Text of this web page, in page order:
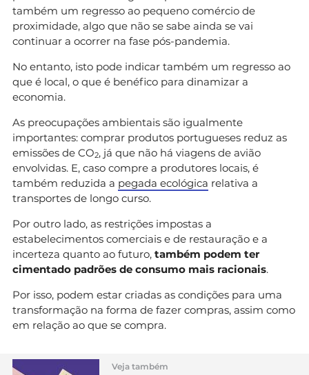
também um regresso ao pequeno comércio de
proximidade, algo que não se sabe ainda se vai
continuar a ocorrer na fase pós-pandemia.
No entanto, isto pode indicar também um regresso ao
que é local, o que é benéfico para dinamizar a
economia.
As preocupações ambientais são igualmente
importantes: comprar produtos portugueses reduz as
emissões de CO2, já que não há viagens de avião
envolvidas. E, caso compre a produtores locais, é
também reduzida a pegada ecológica relativa a
transportes de longo curso.
Por outro lado, as restrições impostas a
estabelecimentos comerciais e de restauração e a
incerteza quanto ao futuro, também podem ter
cimentado padrões de consumo mais racionais.
Por isso, podem estar criadas as condições para uma
transformação na forma de fazer compras, assim como
em relação ao que se compra.
Veja também